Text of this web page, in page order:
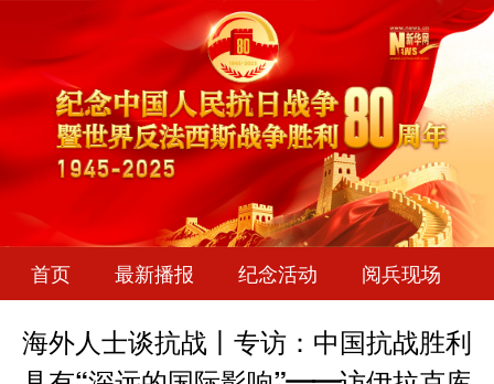
首页 最新播报 纪念活动 阅兵现场
海外人士谈抗战丨专访：中国抗战胜利